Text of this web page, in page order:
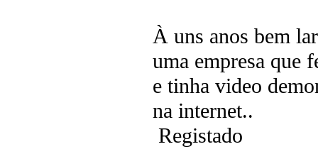
À uns anos bem
uma empresa que
e tinha video
na internet..
Registado